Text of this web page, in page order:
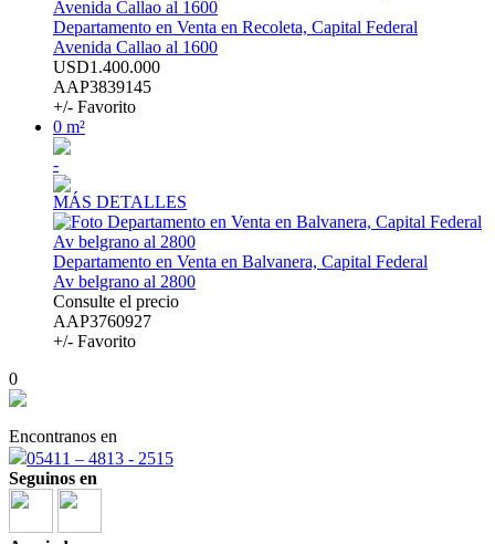
Departamento en Venta en Recoleta, Capital Federal
Avenida Callao al 1600
USD1.400.000
AAP3839145
+/- Favorito
0 m²
-
MÁS DETALLES
Departamento en Venta en Balvanera, Capital Federal
Av belgrano al 2800
Consulte el precio
AAP3760927
+/- Favorito
0
Encontranos en
05411 – 4813 - 2515
Seguinos en